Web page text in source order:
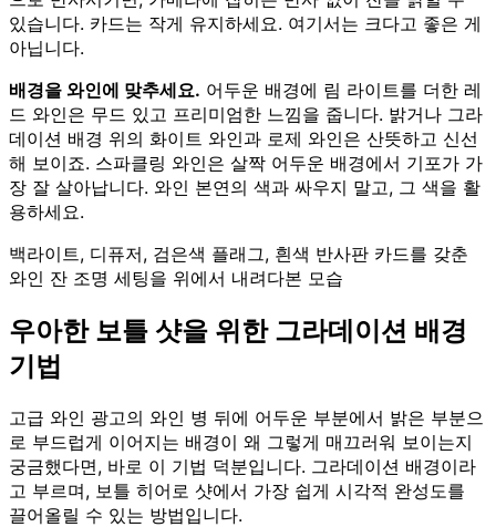
있습니다. 카드는 작게 유지하세요. 여기서는 크다고 좋은 게
아닙니다.
배경을 와인에 맞추세요. 어두운 배경에 림 라이트를 더한 레
드 와인은 무드 있고 프리미엄한 느낌을 줍니다. 밝거나 그라
데이션 배경 위의 화이트 와인과 로제 와인은 산뜻하고 신선
해 보이죠. 스파클링 와인은 살짝 어두운 배경에서 기포가 가
장 잘 살아납니다. 와인 본연의 색과 싸우지 말고, 그 색을 활
용하세요.
백라이트, 디퓨저, 검은색 플래그, 흰색 반사판 카드를 갖춘
와인 잔 조명 세팅을 위에서 내려다본 모습
우아한 보틀 샷을 위한 그라데이션 배경
기법
고급 와인 광고의 와인 병 뒤에 어두운 부분에서 밝은 부분으
로 부드럽게 이어지는 배경이 왜 그렇게 매끄러워 보이는지
궁금했다면, 바로 이 기법 덕분입니다. 그라데이션 배경이라
고 부르며, 보틀 히어로 샷에서 가장 쉽게 시각적 완성도를
끌어올릴 수 있는 방법입니다.